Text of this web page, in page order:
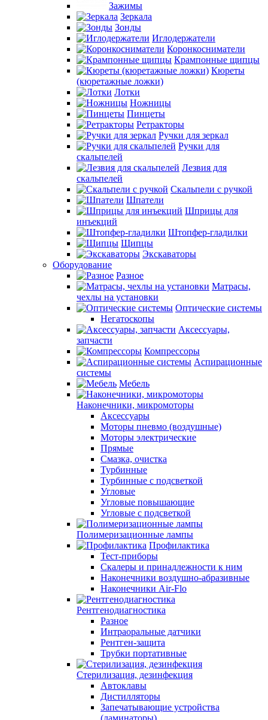
Зажимы
Зеркала
Зонды
Иглодержатели
Коронкосниматели
Крампонные щипцы
Кюреты
(кюретажные ложки)
Лотки
Ножницы
Пинцеты
Ретракторы
Ручки для зеркал
Ручки для
скальпелей
Лезвия для
скальпелей
Скальпели с ручкой
Шпатели
Шприцы для
инъекций
Штопфер-гладилки
Щипцы
Экскаваторы
Оборудование
Разное
Матрасы,
чехлы на установки
Оптические системы
Негатоскопы
Аксессуары,
запчасти
Компрессоры
Аспирационные
системы
Мебель
Наконечники, микромоторы
Аксессуары
Моторы пневмо (воздушные)
Моторы электрические
Прямые
Смазка, очистка
Турбинные
Турбинные с подсветкой
Угловые
Угловые повышающие
Угловые с подсветкой
Полимеризационные лампы
Профилактика
Тест-приборы
Скалеры и принадлежности к ним
Наконечники воздушно-абразивные
Наконечники Air-Flo
Рентгенодиагностика
Разное
Интраоральные датчики
Рентген-защита
Трубки портативные
Стерилизация, дезинфекция
Автоклавы
Дистилляторы
Запечатывающие устройства
(ламинаторы)